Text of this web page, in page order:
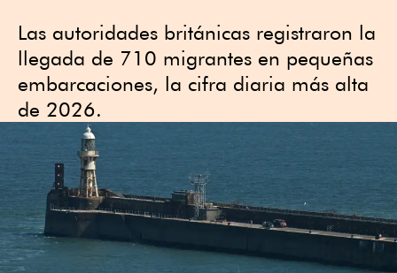
Las autoridades británicas registraron la
llegada de 710 migrantes en pequeñas
embarcaciones, la cifra diaria más alta
de 2026.